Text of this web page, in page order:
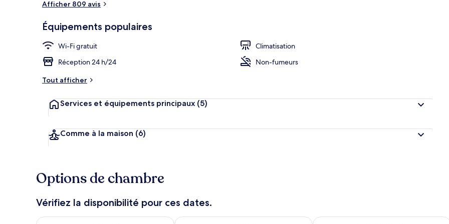
Afficher 809 avis
Équipements populaires
Wi-Fi gratuit
Climatisation
Réception 24 h/24
Non-fumeurs
Tout afficher
Services et équipements principaux (5)
Comme à la maison (6)
Options de chambre
Vérifiez la disponibilité pour ces dates.
Vérifier la disponibilité pour ce soir août 7 - août 8Vérifier la disponibilité pour demain août 8 - août 9Vérifier la disponibilité pour ce week-